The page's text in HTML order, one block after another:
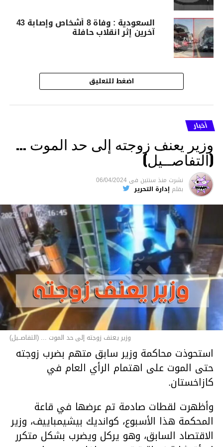
السعودية : وفاة 8 أشخاص وإصابة 43
آخرين إثر انقلاب حافلة
اضغط للتعليق
أخبار
وزير يعنف زوجته إلى حد الموت …
(التفاصــيل)
نشرت منذ سنتين فى 06/04/2024
بقلم إدارة التحرير
وزير يعنف زوجته إلى حد الموت ... (التفاصــيل)
استحوذت محاكمة وزير سابق متهم بضرب زوجته
حتى الموت على اهتمام الرأي العام في
كازاخستان.
وأظهرت لقطات صادمة تم عرضها في قاعة
المحكمة هذا الأسبوع، كوانديك بيشيمباييف، وزير
الاقتصاد السابق، وهو يركل ويضرب بشكل متكرر